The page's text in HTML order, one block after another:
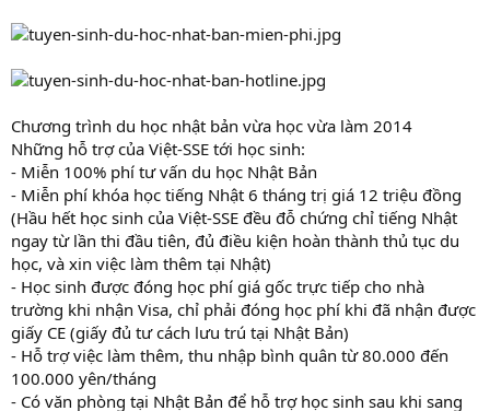
Chương trình du học nhật bản vừa học vừa làm 2014
Những hỗ trợ của Việt-SSE tới học sinh:
- Miễn 100% phí tư vấn du học Nhật Bản
- Miễn phí khóa học tiếng Nhật 6 tháng trị giá 12 triệu đồng
(Hầu hết học sinh của Việt-SSE đều đỗ chứng chỉ tiếng Nhật
ngay từ lần thi đầu tiên, đủ điều kiện hoàn thành thủ tục du
học, và xin việc làm thêm tại Nhật)
- Học sinh được đóng học phí giá gốc trực tiếp cho nhà
trường khi nhận Visa, chỉ phải đóng học phí khi đã nhận được
giấy CE (giấy đủ tư cách lưu trú tại Nhật Bản)
- Hỗ trợ việc làm thêm, thu nhập bình quân từ 80.000 đến
100.000 yên/tháng
- Có văn phòng tại Nhật Bản để hỗ trợ học sinh sau khi sang